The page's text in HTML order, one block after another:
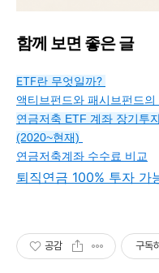
함께 보면 좋은 글
ETF란 무엇일까?
액티브펀드와 패시브펀드의
연금저축 ETF 계좌 장기투
(2020~현재)
연금저축계좌 수수료 비교
퇴직연금 100% 투자 가
공감 구독